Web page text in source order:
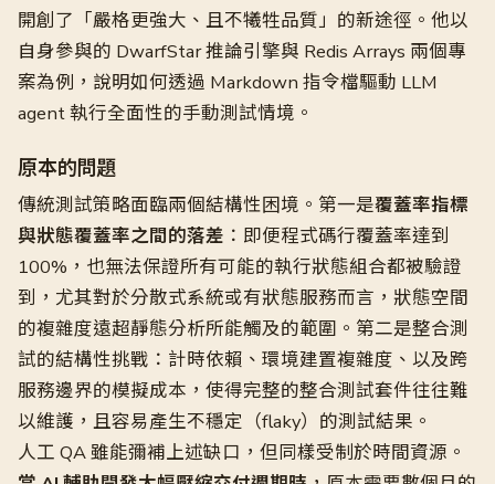
開創了「嚴格更強大、且不犧牲品質」的新途徑。他以
自身參與的 DwarfStar 推論引擎與 Redis Arrays 兩個專
案為例，說明如何透過 Markdown 指令檔驅動 LLM
agent 執行全面性的手動測試情境。
原本的問題
傳統測試策略面臨兩個結構性困境。第一是覆蓋率指標
與狀態覆蓋率之間的落差 ：即便程式碼行覆蓋率達到
100%，也無法保證所有可能的執行狀態組合都被驗證
到，尤其對於分散式系統或有狀態服務而言，狀態空間
的複雜度遠超靜態分析所能觸及的範圍。第二是整合測
試的結構性挑戰：計時依賴、環境建置複雜度、以及跨
服務邊界的模擬成本，使得完整的整合測試套件往往難
以維護，且容易產生不穩定（flaky）的測試結果。
人工 QA 雖能彌補上述缺口，但同樣受制於時間資源。